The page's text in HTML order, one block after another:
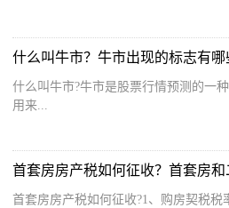
什么叫牛市？牛市出现的标志有哪
什么叫牛市?牛市是股票行情预测的一
用来...
首套房房产税如何征收？首套房和
首套房房产税如何征收?1、购房契税税